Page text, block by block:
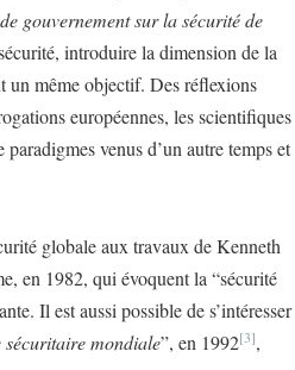
gouvernement sur la sécurité de
introduire la dimension de la
un même objectif. Des réflexions
européennes, les scientifiques
venus d’un autre temps et
globale aux travaux de Kenneth
en 1982, qui évoquent la “sécurité
Il est aussi possible de s’intéresser
sécuritaire mondiale”, en 1992[3],